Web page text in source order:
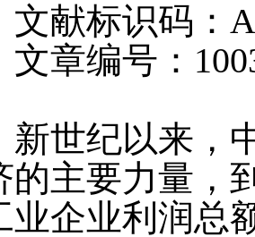
标识码：
编号：1003-
纪以来，中
的主要力量，
业企业利润总